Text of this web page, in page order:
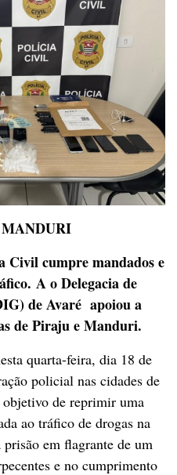
Civil cumpre mandados e
A o Delegacia de
de Avaré apoiou a
de Piraju e Manduri.
quarta-feira, dia 18 de
policial nas cidades de
de reprimir uma
ao tráfico de drogas na
em flagrante de um
e no cumprimento